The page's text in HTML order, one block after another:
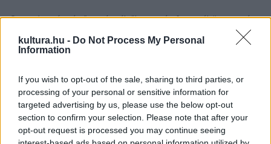
kultura.hu - Do Not Process My Personal
Information
If you wish to opt-out of the sale, sharing to third parties, or
processing of your personal or sensitive information for
targeted advertising by us, please use the below opt-out
section to confirm your selection. Please note that after your
opt-out request is processed you may continue seeing
Sorstalanságcímű regényéből maga írt forgatókönyvet, és
Koltai Lajos rendezett vegyes kritikai fogadtatásnak
örvendő, rendkívül népszerű filmet. Nagy sikere van német
gondozásában jelennek meg, angolul a Random House adja
ki, és mára a világ minden nagy nyelvére lefordították
legalább egy könyvét – így aSorstalansághindi és arab
nyelven is olvasható.